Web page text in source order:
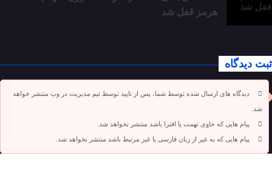
هرمز قفل شد
ثبت دیدگاه
دیدگاه های ارسال شده توسط شما، پس از تایید توسط تیم مدیریت در وب منتشر خواهد
شد.
پیام هایی که حاوی تهمت یا افترا باشد منتشر نخواهد شد.
پیام هایی که به غیر از زبان فارسی یا غیر مرتبط باشد منتشر نخواهد شد.